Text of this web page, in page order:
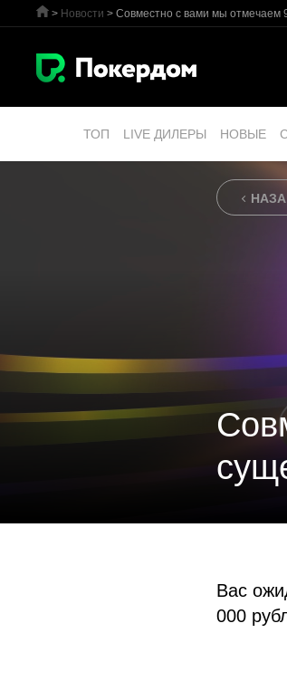
> Новости > Совместно с вами мы отмечаем
ТОП LIVE ДИЛЕРЫ НОВЫЕ
Вас
000